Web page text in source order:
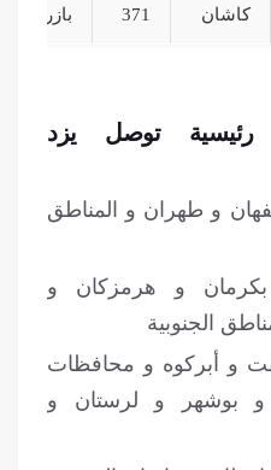
كاشان 371 بازركان
توصل يزد
و طهران و المناطق
بكرمان و هرمزكان و
الجنوبية
و أبركوه و محافظات
و بوشهر و لرستان و